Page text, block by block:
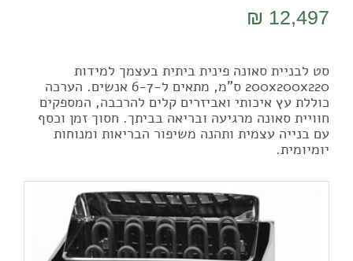
12,497
₪
סט לבניית סאונה פינית ביתית בעצמך למידות
200x200x220 ס"מ, מתאים ל-6-7 אנשים. הערכה
כוללת עץ איכותי ואביזרים קלים להרכבה, המספקים
חוויית סאונה מרגיעה ובריאה בביתך. חסוך זמן וכסף
עם בנייה עצמית ותהנה משיפור הבריאות ומנוחות
יומיומית.